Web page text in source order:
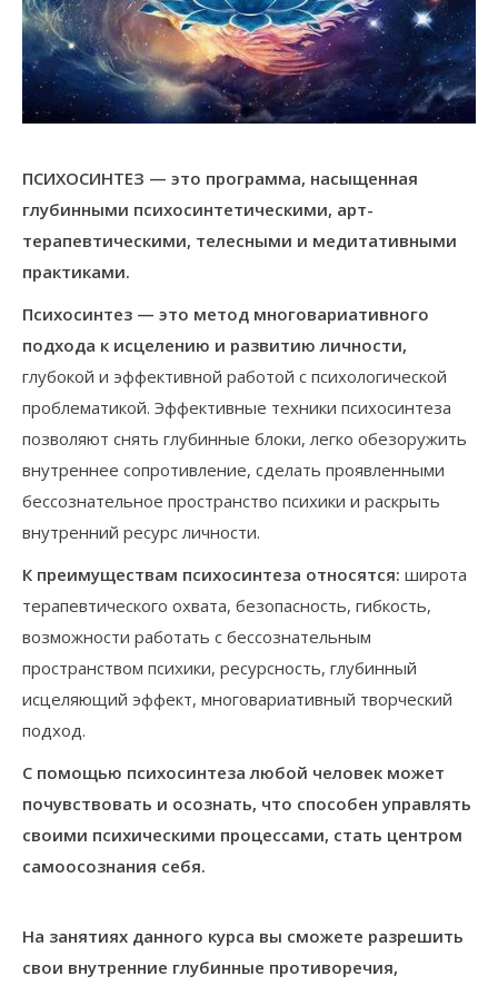
ПСИХОСИНТЕЗ — это программа, насыщенная
глубинными психосинтетическими, арт-
терапевтическими, телесными и медитативными
практиками.
Психосинтез — это метод многовариативного
подхода к исцелению и развитию личности,
глубокой и эффективной работой с психологической
проблематикой. Эффективные техники психосинтеза
позволяют снять глубинные блоки, легко обезоружить
внутреннее сопротивление, сделать проявленными
бессознательное пространство психики и раскрыть
внутренний ресурс личности.
К преимуществам психосинтеза относятся: широта
терапевтического охвата, безопасность, гибкость,
возможности работать с бессознательным
пространством психики, ресурсность, глубинный
исцеляющий эффект, многовариативный творческий
подход.
С помощью психосинтеза любой человек может
почувствовать и осознать, что способен управлять
своими психическими процессами, стать центром
самоосознания себя.
На занятиях данного курса вы сможете разрешить
свои внутренние глубинные противоречия,